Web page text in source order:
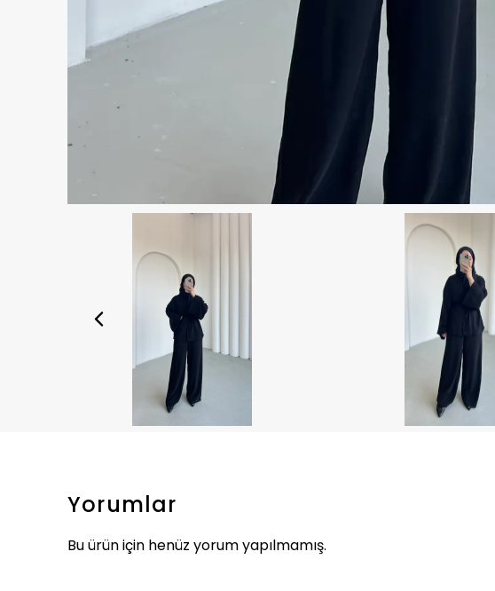
Yorumlar
Bu ürün için henüz yorum yapılmamış.